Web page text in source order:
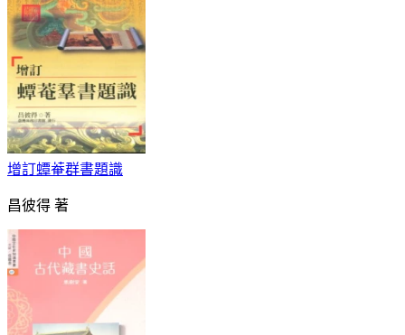
增訂蟫菴群書題識
昌彼得 著